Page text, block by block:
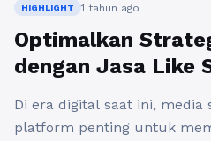
HIGHLIGHT 1 tahun ago
Optimalkan
dengan Jasa Like
Di era digital saat ini, media
platform penting untuk